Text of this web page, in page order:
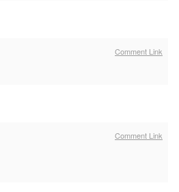
Comment Link
Comment Link